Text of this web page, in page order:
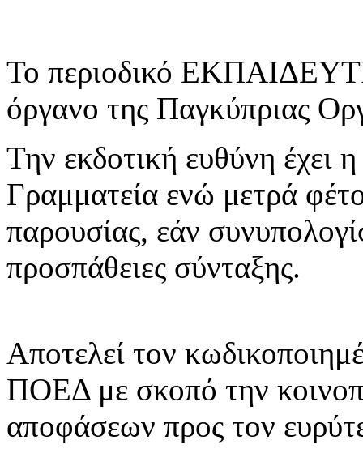
Το περιοδικό
όργανο της Παγκύπριας
Την εκδοτική ευθύνη έχει
Γραμματεία ενώ μετρά
παρουσίας, εάν
προσπάθειες σύνταξης.
Αποτελεί τον
ΠΟΕΔ με σκοπό την
αποφάσεων προς τον